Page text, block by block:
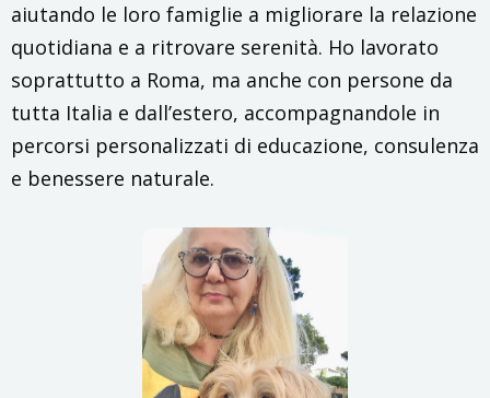
aiutando le loro famiglie a migliorare la relazione
quotidiana e a ritrovare serenità. Ho lavorato
soprattutto a Roma, ma anche con persone da
tutta Italia e dall’estero, accompagnandole in
percorsi personalizzati di educazione, consulenza
e benessere naturale.